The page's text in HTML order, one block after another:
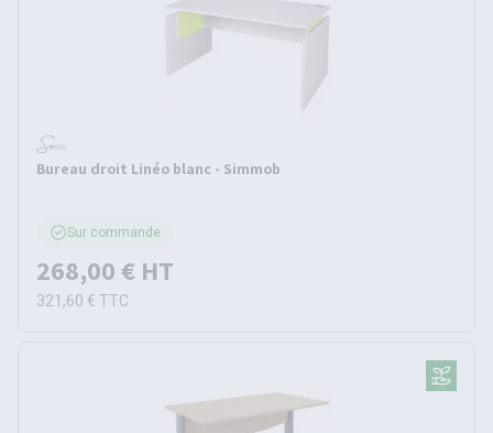
Bureau droit Linéo blanc - Simmob
Sur commande
268,00 € HT
321,60 € TTC